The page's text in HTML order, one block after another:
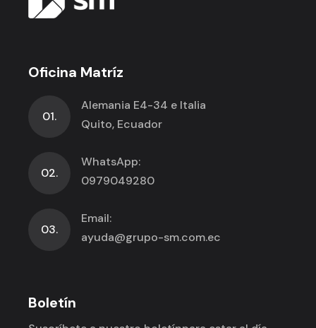
Oficina Matríz
01.
Alemania E4-34 e Italia
Quito, Ecuador
02.
WhatsApp:
0979049280
03.
Email:
ayuda@grupo-sm.com.ec
Boletín